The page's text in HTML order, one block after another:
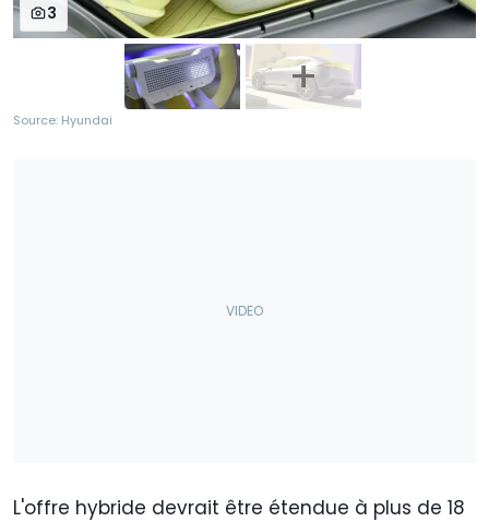
3
Source: Hyundai
L'offre hybride devrait être étendue à plus de 18